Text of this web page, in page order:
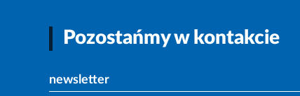
Pozostańmy w kontakcie
newsletter